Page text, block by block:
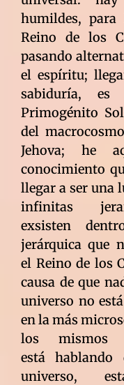
humildes,
Reino de los
pasando
el espíritu;
sabiduría,
Primogénito
del
Jehova; he
conocimiento
llegar a ser una
infinitas
exsisten
jerárquica que
el Reino de los
causa de que
universo no
en la más
los mismos
está
universo,